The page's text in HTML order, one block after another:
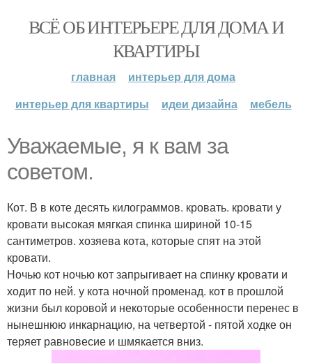
ВСЁ ОБ ИНТЕРЬЕРЕ ДЛЯ ДОМА И
КВАРТИРЫ
главная
интерьер для дома
интерьер для квартиры
идеи дизайна мебель
Уважаемые, я к вам за
советом.
Кот. В в коте десять килограммов. кровать. кровати у
кровати высокая мягкая спинка шириной 10-15
сантиметров. хозяева кота, которые спят на этой
кровати.
Ночью кот ночью кот запрыгивает на спинку кровати и
ходит по ней. у кота ночной променад. кот в прошлой
жизни был коровой и некоторые особенности перенес в
нынешнюю инкарнацию, на четвертой - пятой ходке он
теряет равновесие и шмякается вниз.